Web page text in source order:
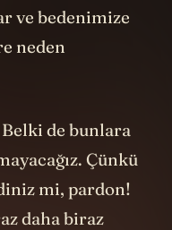
ve bedenimize
neden
de bunlara
Çünkü
mi, pardon!
daha biraz